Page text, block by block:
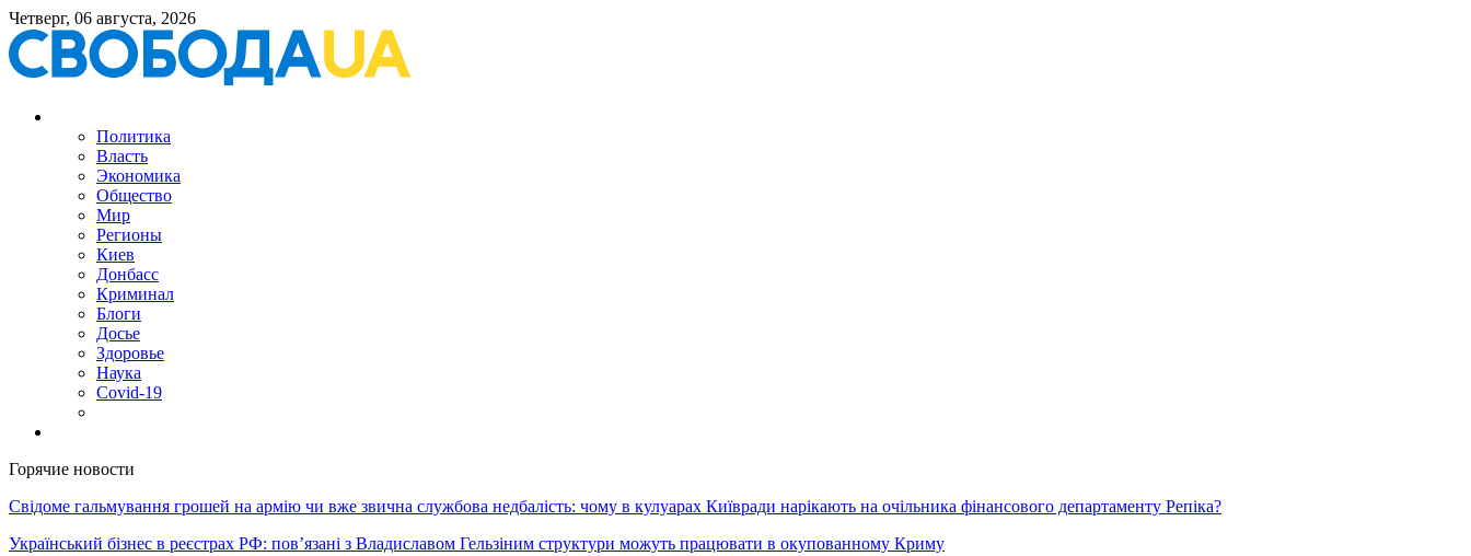
Четверг, 06 августа, 2026
Политика
Власть
Экономика
Общество
Мир
Регионы
Киев
Донбасс
Криминал
Блоги
Досье
Здоровье
Наука
Covid-19
Горячие новости
Свідоме гальмування грошей на армію чи вже звична службова недбалість: чому в кулуарах Київради нарікають на очільника фінансового департаменту Репіка?
Український бізнес в реєстрах РФ: пов’язані з Владиславом Гельзіним структури можуть працювати в окупованному Криму